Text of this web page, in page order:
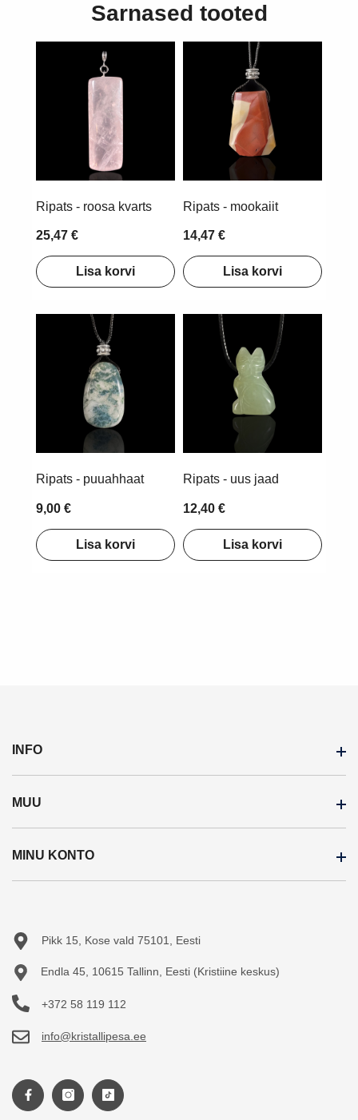
Sarnased tooted
Ripats - roosa kvarts
25,47 €
Lisa korvi
Ripats - mookaiit
14,47 €
Lisa korvi
Ripats - puuahhaat
9,00 €
Lisa korvi
Ripats - uus jaad
12,40 €
Lisa korvi
INFO
Inspiratsioon
Meist
Ostujuhend
MUU
Soodustooted
Uued tooted
MINU KONTO
Tellimuste ajalugu
Tellitud tooted
Pikk 15, Kose vald 75101, Eesti
Endla 45, 10615 Tallinn, Eesti (Kristiine keskus)
+372 58 119 112
info@kristallipesa.ee